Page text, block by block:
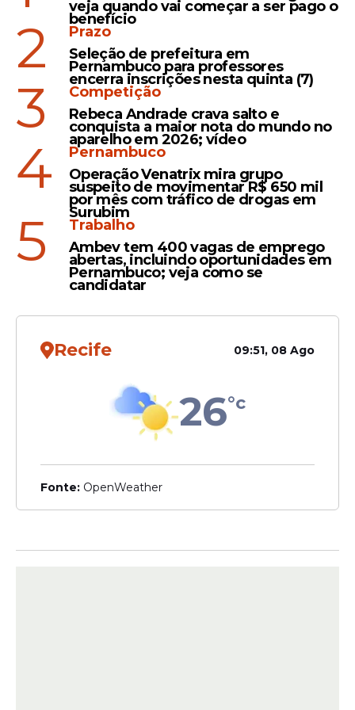
os números também impressionam pela
quantidade de ganhadores.
registrou 8.135 apostas com 13 acertos, o
que garante R$ 35,00 para cada bilhete.
Na sequência,93.268 pessoas acertaram
12 números e recebem R$ 14,00.Por fim, a
faixa inicial de11 acertos contemplou
513.633 apostas, pagando o valor
individual de R$ 7,00.
Leia Também
2983 (12/03) acumula e
chegar a R$ 75 milhões
Imposto de Renda 2026:
veja quando vai começar a ser pago o
benefício
2
Prazo
Seleção de prefeitura em
Pernambuco para professores
encerra inscrições nesta quinta (7)
3
Competição
Rebeca Andrade crava salto e
conquista a maior nota do mundo no
aparelho em 2026; vídeo
4
Pernambuco
Operação Venatrix mira grupo
suspeito de movimentar R$ 650 mil
por mês com tráfico de drogas em
Surubim
5
Trabalho
Ambev tem 400 vagas de emprego
abertas, incluindo oportunidades em
Pernambuco; veja como se
candidatar
Recife 09:51, 08 Ago
26°c
Fonte: OpenWeather